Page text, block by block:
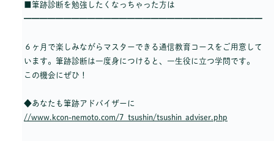
■筆跡診断を勉強したくなっちゃった方は
━━━━━━━━━━━━━━━━━━━━━━━━━━━━━━
６ヶ月で楽しみながらマスターできる通信教育コースをご用意して
います。筆跡診断は一度身につけると、一生役に立つ学問です。
この機会にぜひ！
◆あなたも筆跡アドバイザーに
//www.kcon-nemoto.com/7_tsushin/tsushin_adviser.php